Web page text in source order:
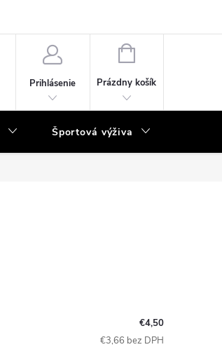
Prihlásenie
NÁKUPNÝ
Prázdny košík
Športová výživa
€4,50
€3,66 bez DPH